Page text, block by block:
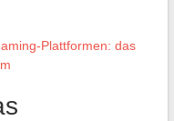
Plattformen: das